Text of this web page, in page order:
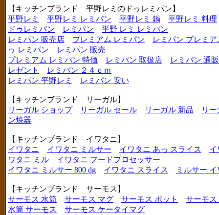
【キッチンブランド 平野レミのドゥレミパン】
平野レミ
平野レミ レミパン 平野レミ 鍋
平野レミ 料理
ドゥレミパン
レミパン
平野 レミ レミパン
レミパン 販売店
プレミアム レミパン
レミパン プレミア
ゥ レミパン
レミパン 販売
プレミアム レミパン 特価
レミパン 取扱店
レミパン 通販
レゼント
レミパン ２４ｃｍ
レミパン 平野レミ
レミパン 安い
【キッチンブランド リーガル】
リーガル ショップ
リーガル セール リーガル 新品
リ
ン焼器
【キッチンブランド イワタニ】
イワタニ
イワタニ ミルサー イワタニ あっ スライス
イ
ワタニ ミル
イワタニ フードプロセッサー
イワタニ ミルサー 800 dg
イワタニ スライス ミルサー
【キッチンブランド サーモス】
サーモス 水筒
サーモス マグ サーモス ポット
サーモス
水筒 サーモス
サーモス ケータイマグ